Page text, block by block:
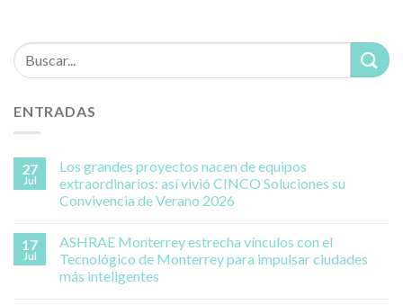
ENTRADAS
27
Jul
Los grandes proyectos nacen de equipos
extraordinarios: así vivió CINCO Soluciones su
Convivencia de Verano 2026
17
Jul
ASHRAE Monterrey estrecha vínculos con el
Tecnológico de Monterrey para impulsar ciudades
más inteligentes